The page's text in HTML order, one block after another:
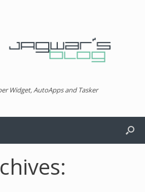
Widget, AutoApps and Tasker